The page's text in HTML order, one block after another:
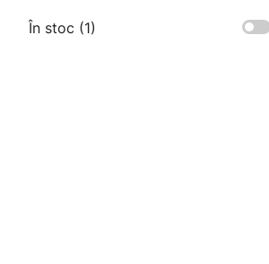
În stoc (1)